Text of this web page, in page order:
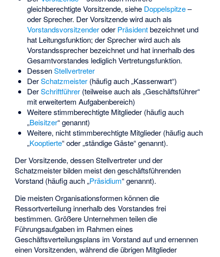
gleichberechtigte Vorsitzende, siehe Doppelspitze–
oder Sprecher. Der Vorsitzende wird auch als
Vorstandsvorsitzenderoder Präsidentbezeichnet und
hat Leitungsfunktion; der Sprecher wird auch als
Vorstandssprecher bezeichnet und hat innerhalb des
Gesamtvorstandes lediglich Vertretungsfunktion.
DessenStellvertreter
DerSchatzmeister(häufig auch „Kassenwart“)
DerSchriftführer(teilweise auch als „Geschäftsführer“
mit erweitertem Aufgabenbereich)
Weitere stimmberechtigte Mitglieder (häufig auch
„Beisitzer“ genannt)
Weitere, nicht stimmberechtigte Mitglieder (häufig auch
„Kooptierte“ oder „ständige Gäste“ genannt).
Der Vorsitzende, dessen Stellvertreter und der
Schatzmeister bilden meist den geschäftsführenden
Vorstand (häufig auch „Präsidium“ genannt).
Die meisten Organisationsformen können die
Ressortverteilung innerhalb des Vorstandes frei
bestimmen. Größere Unternehmen teilen die
Führungsaufgaben im Rahmen eines
Geschäftsverteilungsplans im Vorstand auf und ernennen
einen Vorsitzenden, während die übrigen Mitglieder